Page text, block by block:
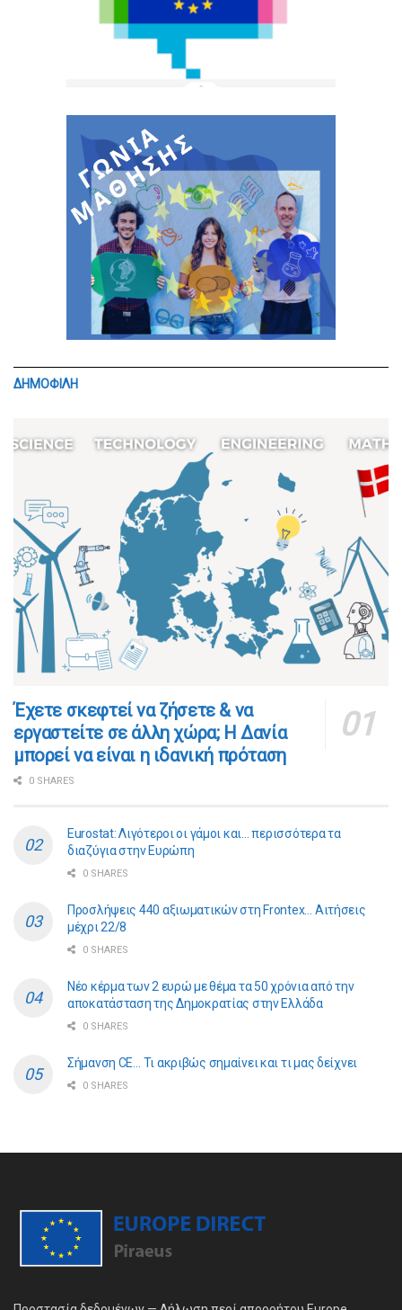
ΔΗΜΟΦΙΛΗ
​​Έχετε σκεφτεί να ζήσετε & να
εργαστείτε σε άλλη χώρα; Η Δανία
μπορεί να είναι η ιδανική πρόταση
0 SHARES
Eurostat: Λιγότεροι οι γάμοι και… περισσότερα τα
διαζύγια στην Ευρώπη
0 SHARES
Προσλήψεις 440 αξιωματικών στη Frontex… Αιτήσεις
μέχρι 22/8
0 SHARES
Νέο κέρμα των 2 ευρώ με θέμα τα 50 χρόνια από την
αποκατάσταση της Δημοκρατίας στην Ελλάδα
0 SHARES
Σήμανση CE… Τι ακριβώς σημαίνει και τι μας δείχνει
0 SHARES